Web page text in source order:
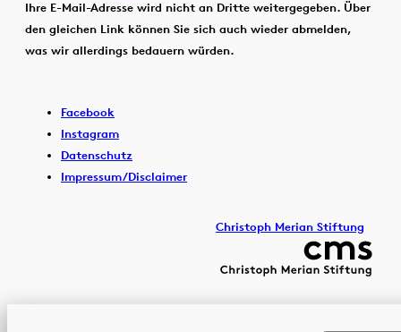
Ihre E-Mail-Adresse wird nicht an Dritte weitergegeben. Über
den gleichen Link können Sie sich auch wieder abmelden,
was wir allerdings bedauern würden.
Facebook
Instagram
Datenschutz
Impressum/Disclaimer
Christoph Merian Stiftung